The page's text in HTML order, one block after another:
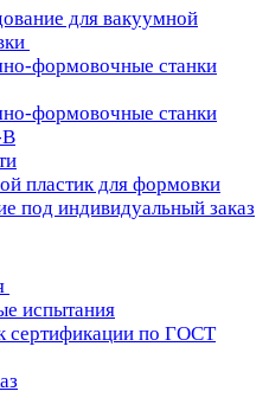
для вакуумной
формовочные станки
формовочные станки
пластик для формовки
под индивидуальный заказ
испытания
сертификации по ГОСТ